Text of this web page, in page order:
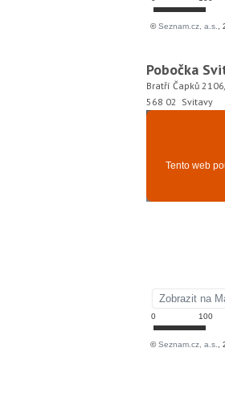
Pobočka
Bratří Čapků
568 02 Svitavy